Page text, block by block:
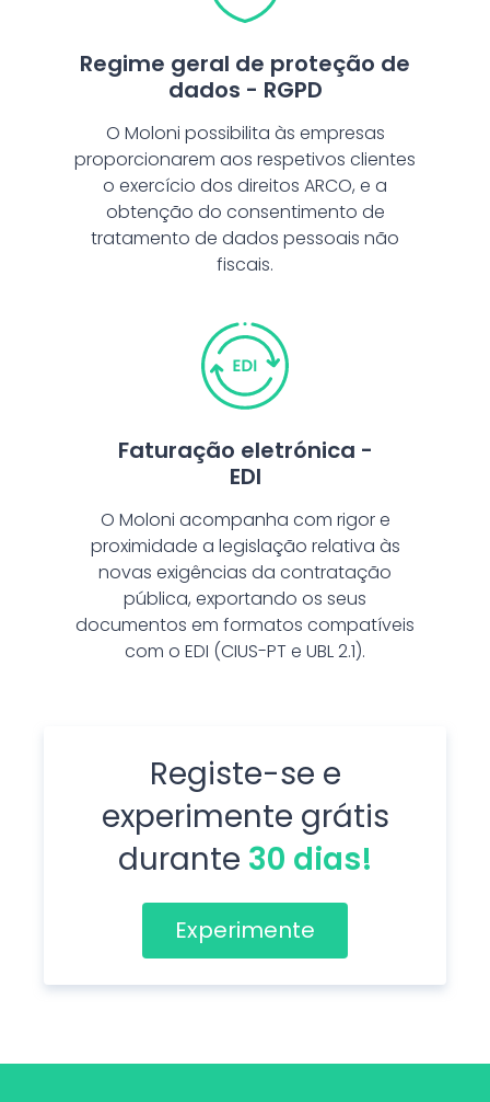
Regime geral de proteção de
dados - RGPD
O Moloni possibilita às empresas
proporcionarem aos respetivos clientes
o exercício dos direitos ARCO, e a
obtenção do consentimento de
tratamento de dados pessoais não
fiscais.
Faturação eletrónica -
EDI
O Moloni acompanha com rigor e
proximidade a legislação relativa às
novas exigências da contratação
pública, exportando os seus
documentos em formatos compatíveis
com o EDI (CIUS-PT e UBL 2.1).
Registe-se e
experimente grátis
durante 30 dias!
Experimente